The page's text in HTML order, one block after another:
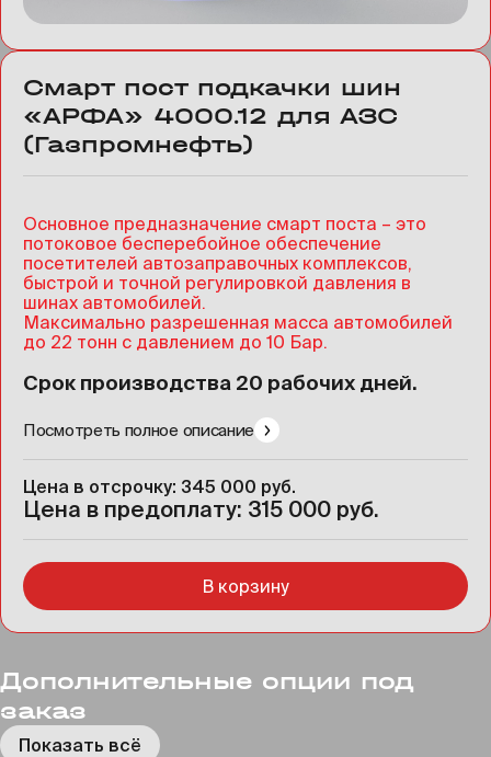
Смарт пост подкачки шин
«АРФА» 4000.12 для АЗС
(Газпромнефть)
Основное предназначение смарт поста – это
потоковое бесперебойное обеспечение
посетителей автозаправочных комплексов,
быстрой и точной регулировкой давления в
шинах автомобилей.
Максимально разрешенная масса автомобилей
до 22 тонн с давлением до 10 Бар.
Срок производства 20 рабочих дней.
Посмотреть полное описание
Цена в отсрочку: 345 000 руб.
Цена в предоплату: 315 000 руб.
В корзину
Дополнительные опции под
заказ
Показать всё